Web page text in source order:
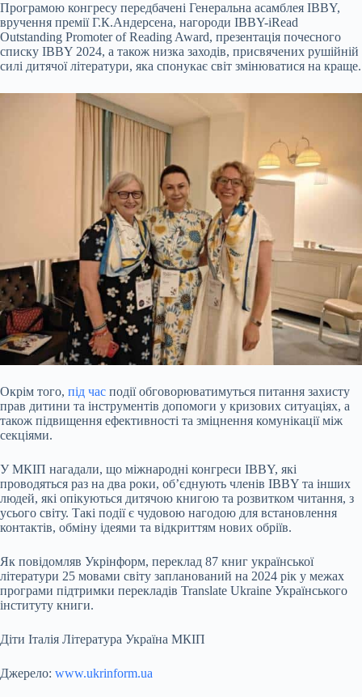
Програмою конгресу передбачені Генеральна асамблея IBBY,
вручення премії Г.К.Андерсена, нагороди IBBY-iRead
Outstanding Promoter of Reading Award, презентація почесного
списку IBBY 2024, а також низка заходів, присвячених рушійній
силі дитячої літератури, яка спонукає світ змінюватися на краще.
Окрім того, під час події обговорюватимуться питання захисту
прав дитини та інструментів допомоги у кризових ситуаціях, а
також підвищення ефективності та зміцнення комунікації між
секціями.
У МКІП нагадали, що міжнародні конгреси IBBY, які
проводяться раз на два роки, об’єднують членів IBBY та інших
людей, які опікуються дитячою книгою та розвитком читання, з
усього світу. Такі події є чудовою нагодою для встановлення
контактів, обміну ідеями та відкриттям нових обріїв.
Як повідомляв Укрінформ, переклад 87 книг української
літератури 25 мовами світу запланований на 2024 рік у межах
програми підтримки перекладів Translate Ukraine Українського
інституту книги.
Діти Італія Література Україна МКІП
Джерело: www.ukrinform.ua